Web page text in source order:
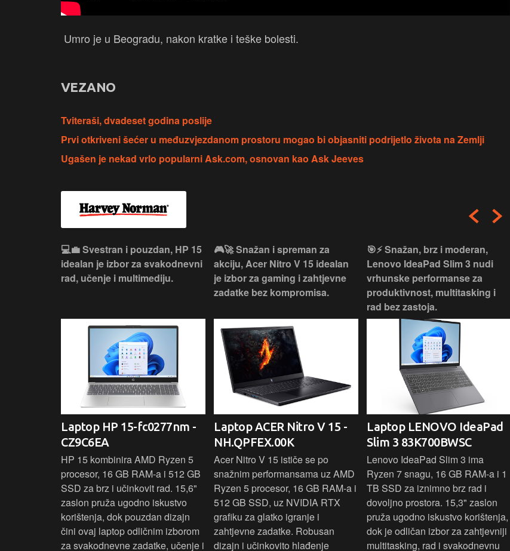
Umro je u Beogradu, nakon kratke i teške bolesti.
VEZANO
Tviteraši, dvadeset godina poslije
Prvi otkriveni šećer u međuzvjezdanom prostoru mogao bi objasniti podrijetlo života na Zemlji
Ugašen je nekad vrlo popularni Ask.com, osnovan kao Ask Jeeves
💻💼 Svestran i pouzdan, HP 15
idealan je izbor za svakodnevni
rad, učenje i multimediju.
Laptop HP 15-fc0277nm -
CZ9C6EA
HP 15 kombinira AMD Ryzen 5
procesor, 16 GB RAM-a i 512 GB
SSD za brz i učinkovit rad. 15,6"
zaslon pruža ugodno iskustvo
korištenja, dok pouzdan dizajn
čini ovaj laptop odličnim izborom
za svakodnevne zadatke, učenje i
🎮🚀 Snažan i spreman za
akciju, Acer Nitro V 15 idealan
je izbor za gaming i zahtjevne
zadatke bez kompromisa.
Laptop ACER Nitro V 15 -
NH.QPFEX.00K
Acer Nitro V 15 ističe se po
snažnim performansama uz AMD
Ryzen 5 procesor, 16 GB RAM-a i
512 GB SSD, uz NVIDIA RTX
grafiku za glatko igranje i
zahtjevne zadatke. Robusan
dizajn i učinkovito hlađenje
🎯⚡ Snažan, brz i moderan,
Lenovo IdeaPad Slim 3 nudi
vrhunske performanse za
produktivnost, multitasking i
rad bez zastoja.
Laptop LENOVO IdeaPad
Slim 3 83K700BWSC
Lenovo IdeaPad Slim 3 ima
Ryzen 7 snagu, 16 GB RAM-a i 1
TB SSD za iznimno brz rad i
dovoljno prostora. 15,3" zaslon
pruža ugodno iskustvo korištenja,
dok je odličan izbor za zahtjevniji
multitasking, rad i svakodnevnu